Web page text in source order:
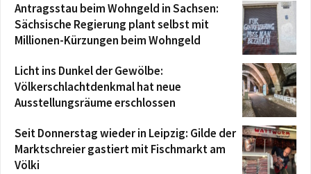
Antragsstau beim Wohngeld in Sachsen:
Sächsische Regierung plant selbst mit
Millionen-Kürzungen beim Wohngeld
Licht ins Dunkel der Gewölbe:
Völkerschlachtdenkmal hat neue
Ausstellungsräume erschlossen
Seit Donnerstag wieder in Leipzig: Gilde der
Marktschreier gastiert mit Fischmarkt am
Völki